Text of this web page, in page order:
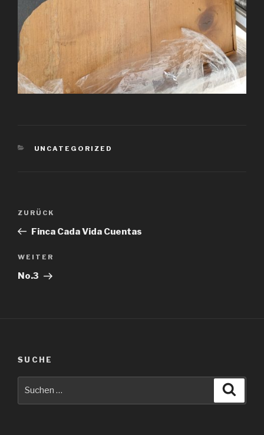
KATEGORIEN
UNCATEGORIZED
Beitragsnavigation
Vorheriger
Beitrag
ZURÜCK
Finca Cada Vida Cuentas
Nächster
Beitrag
WEITER
No.3
SUCHE